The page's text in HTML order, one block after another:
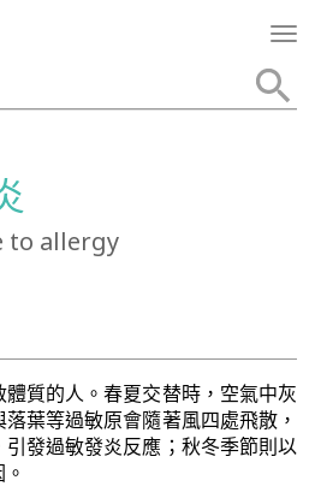
to allergy
質的人。春夏交替時，空氣中灰
葉等過敏原會隨著風四處飛散，
發過敏發炎反應；秋冬季節則以